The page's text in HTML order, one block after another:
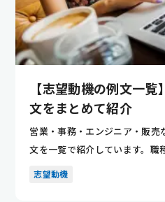
【志望動機の例文一
文をまとめて紹介
営業・事務・エンジニア・販売
文を一覧で紹介しています。職
ントが分かり...
志望動機